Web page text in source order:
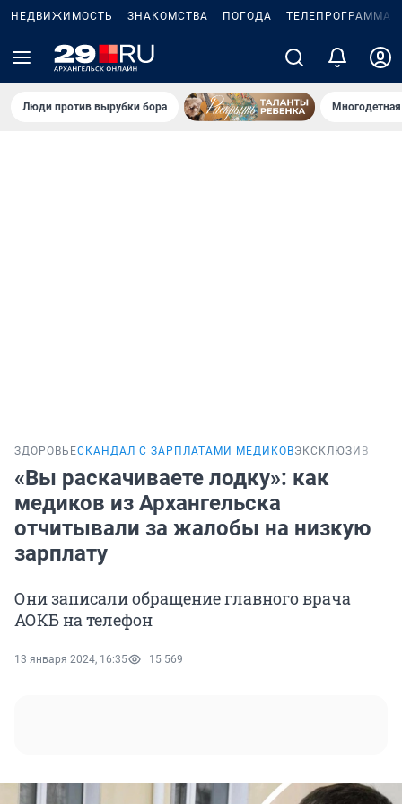
НЕДВИЖИМОСТЬ ЗНАКОМСТВА ПОГОДА ТЕЛЕПРОГРАММА
Люди против вырубки бора
ЗДОРОВЬЕСКАНДАЛ С ЗАРПЛАТАМИ МЕДИКОВЭКСКЛЮЗИВ
«Вы раскачиваете лодку»: как
медиков из Архангельска
отчитывали за жалобы на низкую
зарплату
Они записали обращение главного врача
АОКБ на телефон
13 января 2024, 16:35 15 569